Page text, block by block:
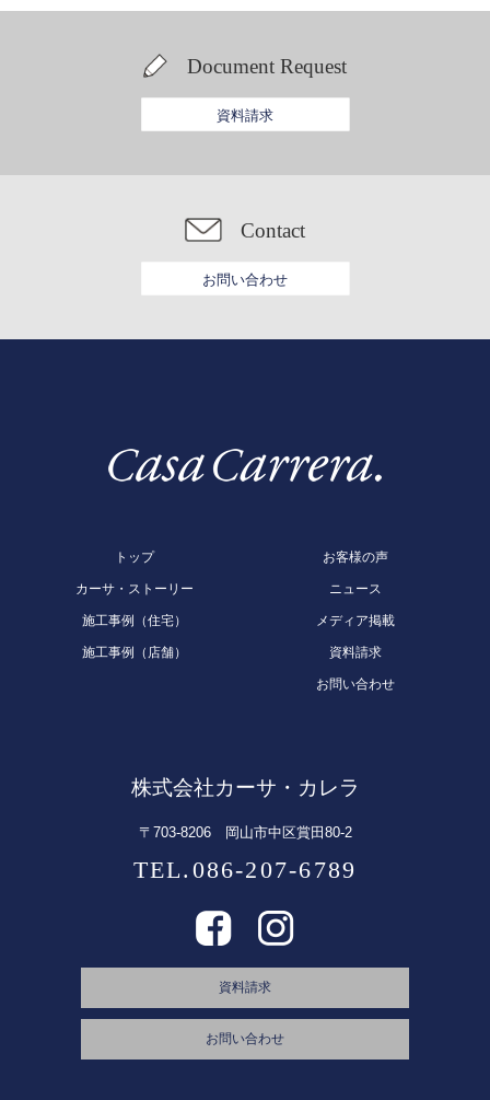
Document Request
資料請求
Contact
お問い合わせ
トップ
カーサ・ストーリー
施工事例（住宅）
施工事例（店舗）
お客様の声
ニュース
メディア掲載
資料請求
お問い合わせ
株式会社カーサ・カレラ
〒703-8206 岡山市中区賞田80-2
TEL.086-207-6789
資料請求
お問い合わせ